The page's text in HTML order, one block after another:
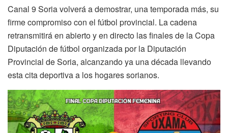
Canal 9 Soria volverá a demostrar, una temporada más, su
firme compromiso con el fútbol provincial. La cadena
retransmitirá en abierto y en directo las finales de la Copa
Diputación de fútbol organizada por la Diputación
Provincial de Soria, alcanzando ya una década llevando
esta cita deportiva a los hogares sorianos.